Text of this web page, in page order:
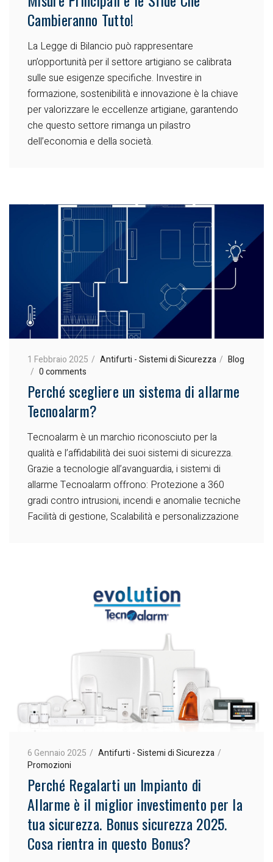
Cambieranno Tutto!
La Legge di Bilancio può rappresentare
un’opportunità per il settore artigiano se calibrata
sulle sue esigenze specifiche. Investire in
formazione, sostenibilità e innovazione è la chiave
per valorizzare le eccellenze artigiane, garantendo
che questo settore rimanga un pilastro
dell’economia e della società.
1 Febbraio 2025 Antifurti - Sistemi di Sicurezza
Blog
0 comments
Perché scegliere un sistema di allarme
Tecnoalarm?
Tecnoalarm è un marchio riconosciuto per la
qualità e l’affidabilità dei suoi sistemi di sicurezza.
Grazie a tecnologie all’avanguardia, i sistemi di
allarme Tecnoalarm offrono: Protezione a 360
gradi contro intrusioni, incendi e anomalie tecniche
Facilità di gestione, Scalabilità e personalizzazione
6 Gennaio 2025
Antifurti - Sistemi di Sicurezza
Promozioni
Perché Regalarti un Impianto di
Allarme è il miglior investimento per la
tua sicurezza. Bonus sicurezza 2025.
Cosa rientra in questo Bonus?